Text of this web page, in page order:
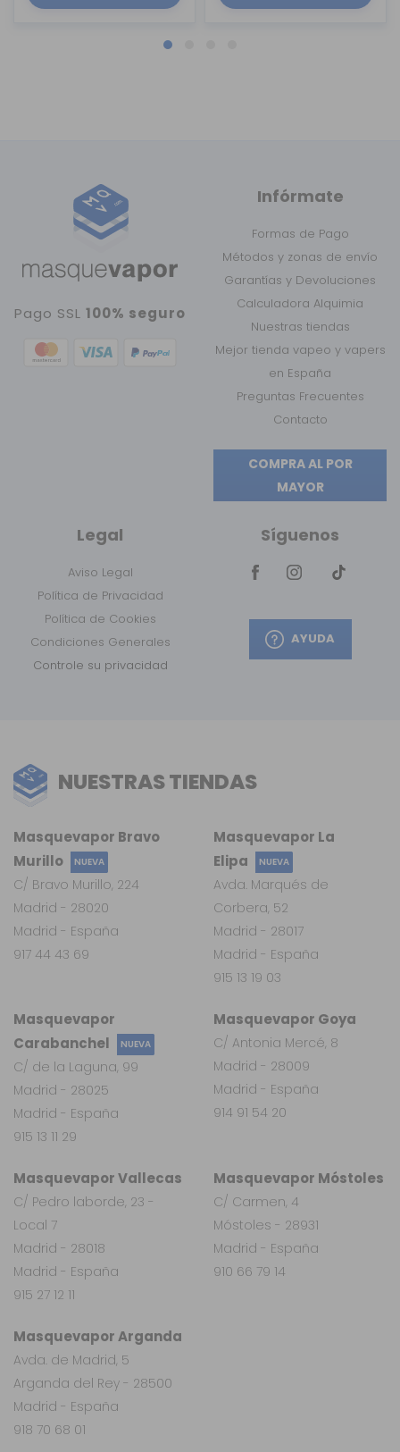
Pago SSL100% seguro
Infórmate
Formas de Pago
Métodos y zonas de envío
Garantías y Devoluciones
Calculadora Alquimia
Nuestras tiendas
Mejor tienda vapeo y vapers
en España
Preguntas Frecuentes
Contacto
COMPRA AL POR
MAYOR
Legal
Aviso Legal
Política de Privacidad
Política de Cookies
Condiciones Generales
Controle su privacidad
Síguenos
AYUDA
NUESTRAS TIENDAS
Masquevapor Arganda
Avda. de Madrid, 5
Arganda del Rey - 28500
Madrid - España
918 70 68 01
Masquevapor
Carabanchel
NUEVA
C/ de la Laguna, 99
Madrid - 28025
Madrid - España
915 13 11 29
Masquevapor Vallecas
C/ Pedro laborde, 23 -
Local 7
Madrid - 28018
Madrid - España
915 27 12 11
Masquevapor Móstoles
C/ Carmen, 4
Móstoles - 28931
Madrid - España
910 66 79 14
Masquevapor Goya
C/ Antonia Mercé, 8
Madrid - 28009
Madrid - España
914 91 54 20
Masquevapor La
Elipa
NUEVA
Avda. Marqués de
Corbera, 52
Madrid - 28017
Madrid - España
915 13 19 03
Masquevapor Bravo
Murillo
NUEVA
C/ Bravo Murillo, 224
Madrid - 28020
Madrid - España
917 44 43 69